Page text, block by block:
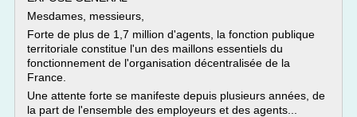
Mesdames, messieurs,
Forte de plus de 1,7 million d'agents, la fonction publique
territoriale constitue l'un des maillons essentiels du
fonctionnement de l'organisation décentralisée de la
France.
Une attente forte se manifeste depuis plusieurs années, de
la part de l'ensemble des employeurs et des agents...